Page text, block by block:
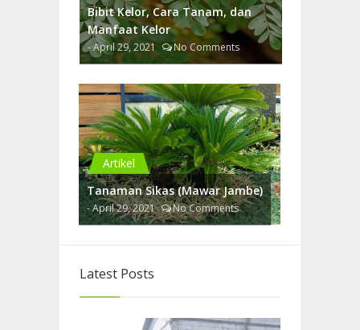
Bibit Kelor, Cara Tanam, dan
Manfaat Kelor
- April 29, 2021 No Comments
Artikel
Tanaman Sikas (Mawar Jambe)
- April 29, 2021 No Comments
Latest Posts